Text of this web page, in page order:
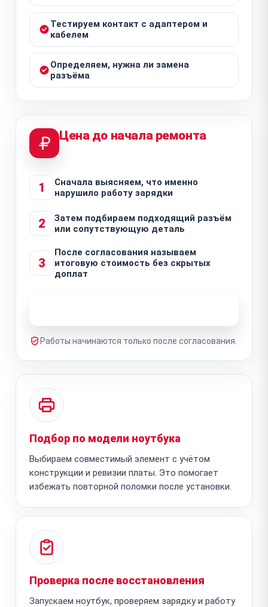
Тестируем контакт с адаптером и
кабелем
Определяем, нужна ли замена
разъёма
Цена до начала ремонта
1
Сначала выясняем, что именно
нарушило работу зарядки
2
Затем подбираем подходящий разъём
или сопутствующую деталь
3
После согласования называем
итоговую стоимость без скрытых
доплат
Работы начинаются только после согласования.
Подбор по модели ноутбука
Выбираем совместимый элемент с учётом
конструкции и ревизии платы. Это помогает
избежать повторной поломки после установки.
Проверка после восстановления
Запускаем ноутбук, проверяем зарядку и работу